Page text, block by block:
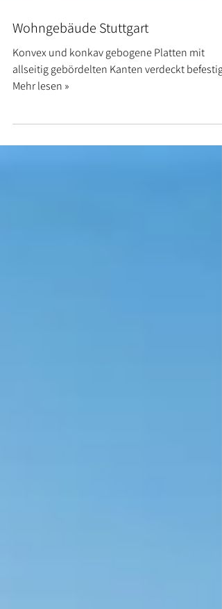
Wohngebäude Stuttgart
Konvex und konkav gebogene Platten mit
Mehr lesen »